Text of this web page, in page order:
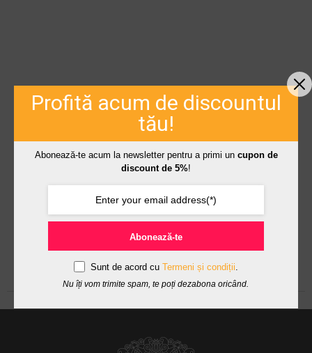
Profită acum de discountul
tău!
Abonează-te acum la newsletter pentru a primi un cupon de
discount de 5%!
Abonează-te
Sunt de acord cu Termeni și condiții.
Nu îți vom trimite spam, te poți dezabona oricând.